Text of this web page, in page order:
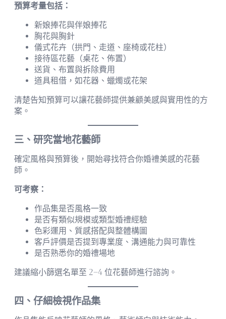
預算考量包括：
新娘捧花與伴娘捧花
胸花與胸針
儀式花卉（拱門、走道、座椅或花柱）
接待區花藝（桌花、佈置）
送貨、布置與拆除費用
道具租借，如花器、蠟燭或花架
清楚告知預算可以讓花藝師提供兼顧美感與實用性的方
案。
三、研究當地花藝師
確定風格與預算後，開始尋找符合你婚禮美感的花藝
師。
可考察：
作品集是否風格一致
是否有類似規模或類型婚禮經驗
色彩運用、質感搭配與整體構圖
客戶評價是否提到專業度、溝通能力與可靠性
是否熟悉你的婚禮場地
建議縮小篩選名單至 2–4 位花藝師進行諮詢。
四、仔細檢視作品集